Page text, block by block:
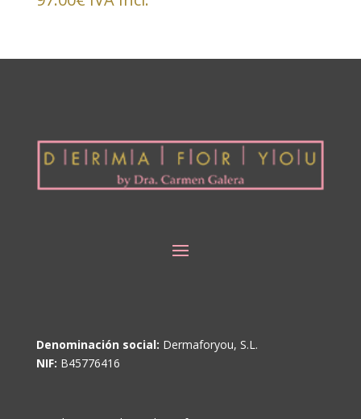
Denominación social: Dermaforyou, S.L.
NIF: B45776416